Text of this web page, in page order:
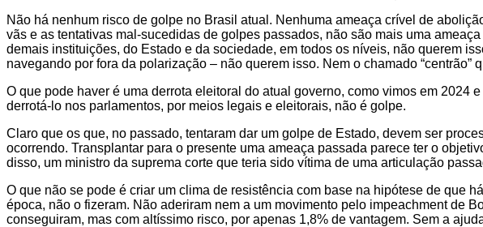
Não há nenhum risco de golpe no Brasil atual. Nenhuma ameaça crível de
vãs e as tentativas mal-sucedidas de golpes passados, não são mais uma
demais instituições, do Estado e da sociedade, em todos os níveis, não querem
navegando por fora da polarização – não querem isso. Nem o chamado “centrão”
O que pode haver é uma derrota eleitoral do atual governo, como vimos em 2024
derrotá-lo nos parlamentos, por meios legais e eleitorais, não é golpe.
Claro que os que, no passado, tentaram dar um golpe de Estado, devem ser
ocorrendo. Transplantar para o presente uma ameaça passada parece ter o
disso, um ministro da suprema corte que teria sido vítima de uma articulação
O que não se pode é criar um clima de resistência com base na hipótese de que
época, não o fizeram. Não aderiram nem a um movimento pelo impeachment de
conseguiram, mas com altíssimo risco, por apenas 1,8% de vantagem. Sem a